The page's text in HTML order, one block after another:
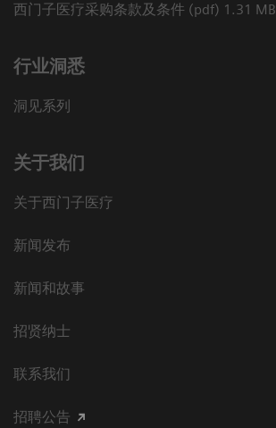
西门子医疗采购条款及条件 (pdf) 1.31 MB
行业洞悉
洞见系列
关于我们
关于西门子医疗
新闻发布
新闻和故事
招贤纳士
联系我们
招聘公告